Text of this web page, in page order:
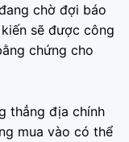
chờ đợi báo
sẽ được công
chứng cho
thẳng địa chính
mua vào có thể